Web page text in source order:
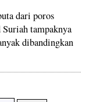
dari poros
tampaknya
dibandingkan